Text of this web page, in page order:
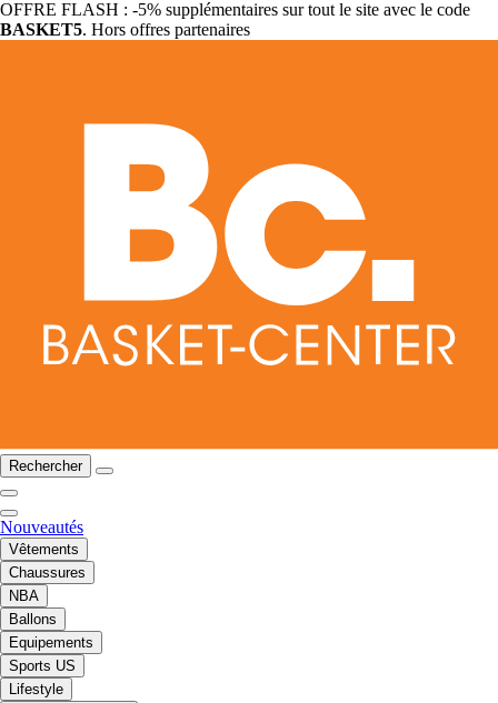
OFFRE FLASH : -5% supplémentaires sur tout le site avec le code
BASKET5. Hors offres partenaires
Rechercher
Nouveautés
Vêtements
Chaussures
NBA
Ballons
Equipements
Sports US
Lifestyle